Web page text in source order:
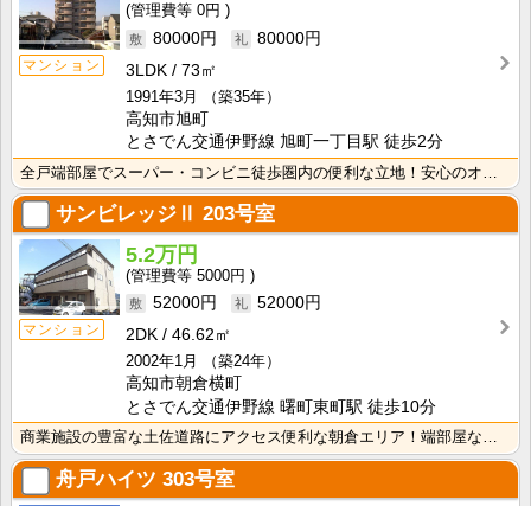
マンション
0円
80000円
80000円
3LDK
73㎡
1991年3月
（築35年）
高知市旭町
とさでん交通伊野線 旭町一丁目駅 徒歩2分
全戸端部屋でスーパー・コンビニ徒歩圏内の便利な立地！安心のオール電化！シャンプードレッサー付で朝の忙･･･
サンビレッジⅡ 203号室
マンション
5.2万円
5000円
52000円
52000円
2DK
46.62㎡
2002年1月
（築24年）
高知市朝倉横町
とさでん交通伊野線 曙町東町駅 徒歩10分
商業施設の豊富な土佐道路にアクセス便利な朝倉エリア！端部屋なので窓が多く、採光性・通風性良好！
舟戸ハイツ 303号室